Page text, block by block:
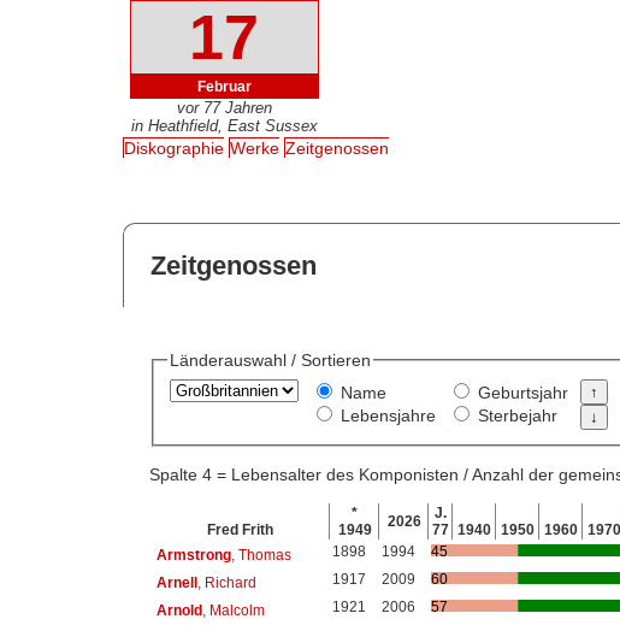
17
Februar
vor 77 Jahren
in Heathfield, East Sussex
Diskographie Werke Zeitgenossen
Zeitgenossen
Länderauswahl / Sortieren
Name
Lebensjahre
Geburtsjahr
Sterbejahr
Spalte 4 = Lebensalter des Komponisten / Anzahl der
Fred Frith
*
1949
2026
J.
77 1940 1950 1960 1970
Armstrong, Thomas 1898 1994
45
Arnell, Richard 1917 2009
60
Arnold, Malcolm 1921 2006
57